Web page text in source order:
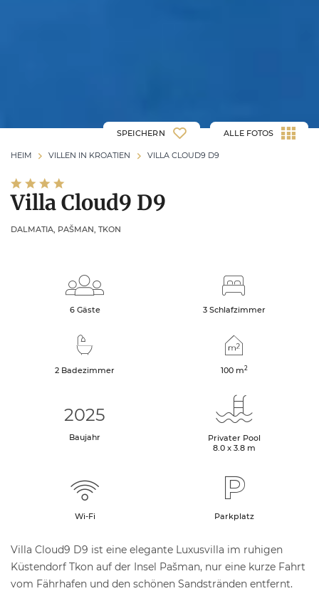
HEIM VILLEN IN KROATIEN VILLA CLOUD9 D9
Villa Cloud9 D9
DALMATIA, PAŠMAN, TKON
SPEICHERN ALLE FOTOS
6 Gäste 3 Schlafzimmer
2 Badezimmer 100 m2
2025
Baujahr
Privater Pool
8.0 x 3.8 m
Wi-Fi Parkplatz
Villa Cloud9 D9 ist eine elegante Luxusvilla im ruhigen
Küstendorf Tkon auf der Insel Pašman, nur eine kurze Fahrt
vom Fährhafen und den schönen Sandstränden entfernt.